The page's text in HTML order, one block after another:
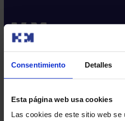
Consentimiento Detalles
Esta página web usa cookies
Las cookies de este sitio web se
Excelencia y calidad​
Trabaja con nosotros​